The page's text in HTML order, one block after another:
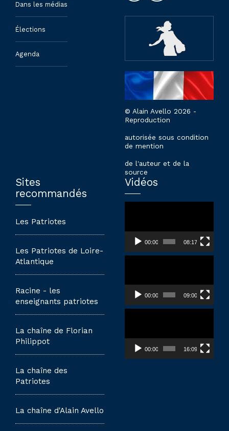
Dans les médias
Élections
Agenda
© Alain Avello 2026 -
Reproduction
autorisée sous condition
de mention
de l'auteur et de la
source
Sites
recommandés
Les Patriotes
Les Patriotes de Loire-
Atlantique
Racine - les
enseignants patriotes
La chaîne de Florian
Philippot
La chaîne des
Patriotes
La chaîne d'Alain Avello
Vidéos
00:00 08:17
00:00 09:00
00:00 16:09